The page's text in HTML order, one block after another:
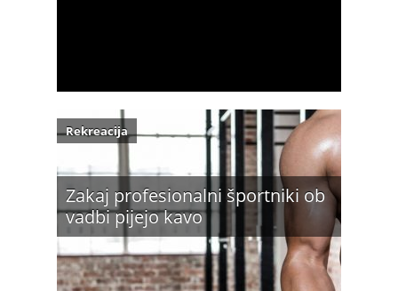
Zakaj profesionalni športniki ob
vadbi pijejo kavo
Rekreacija